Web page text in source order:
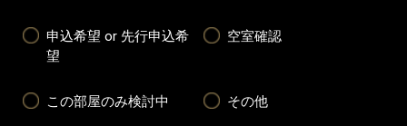
申込希望 or 先行申込希
望
空室確認
この部屋のみ検討中 その他